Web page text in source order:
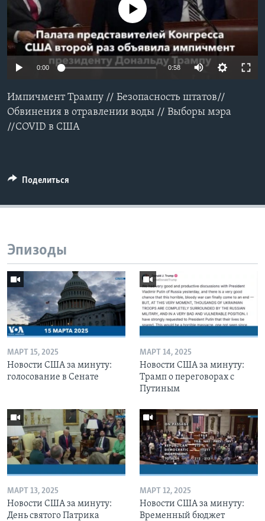
Learning English
СОЦИАЛЬНЫЕ СЕТИ
Языки
No media source currently available
0:00 0:58
Импичмент Трампу // Безопасность штатов//
Обвинения в отравлении воды // Выборы мэра
//COVID в США
Поделиться
Эпизоды
МАРТ 15, 2025
Новости США за минуту:
голосование в Сенате
МАРТ 14, 2025
Новости США за минуту:
Трамп о переговорах с
Путиным
МАРТ 13, 2025
Новости США за минуту:
День святого Патрика
МАРТ 12, 2025
Новости США за минуту:
Временный бюджет